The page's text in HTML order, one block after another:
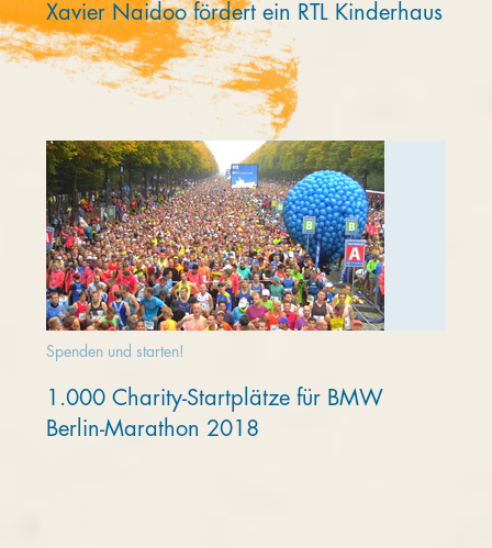
Xavier Naidoo fördert ein RTL Kinderhaus
Spenden und starten!
1.000 Charity-Startplätze für BMW
Berlin-Marathon 2018